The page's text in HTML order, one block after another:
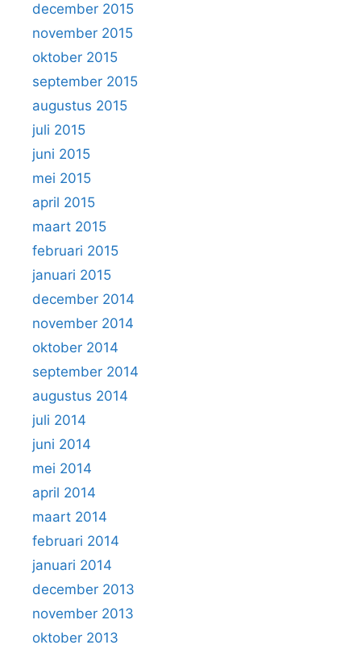
december 2015
november 2015
oktober 2015
september 2015
augustus 2015
juli 2015
juni 2015
mei 2015
april 2015
maart 2015
februari 2015
januari 2015
december 2014
november 2014
oktober 2014
september 2014
augustus 2014
juli 2014
juni 2014
mei 2014
april 2014
maart 2014
februari 2014
januari 2014
december 2013
november 2013
oktober 2013